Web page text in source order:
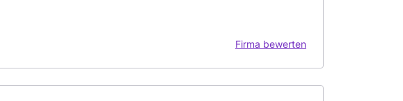
Firma bewerten